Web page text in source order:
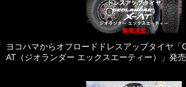
ヨコハマからオフロードドレスアップタイヤ「
AT（ジオランダー エックスエーティー）」発